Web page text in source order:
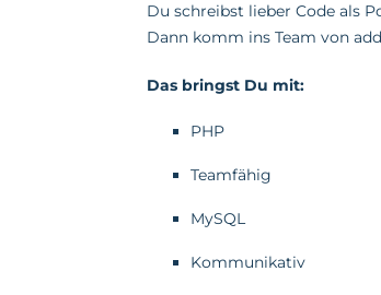
Du schreibst lieber Code als
Dann komm ins Team von
Das bringst Du mit:
PHP
Teamfähig
MySQL
Kommunikativ